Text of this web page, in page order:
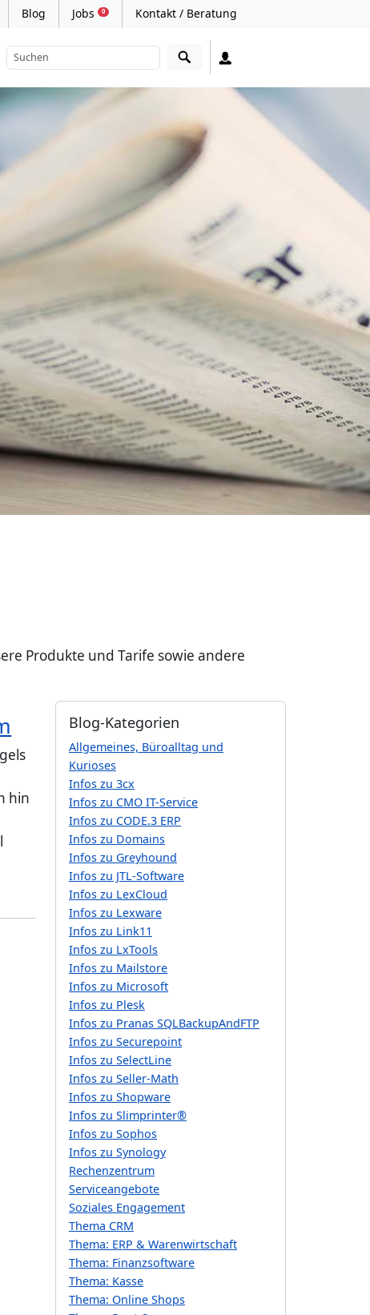
Blog Jobs 0 Kontakt / Beratung
Produkte und Tarife sowie andere
hin
Blog-Kategorien
Allgemeines, Büroalltag und
Kurioses
Infos zu 3cx
Infos zu CMO IT-Service
Infos zu CODE.3 ERP
Infos zu Domains
Infos zu Greyhound
Infos zu JTL-Software
Infos zu LexCloud
Infos zu Lexware
Infos zu Link11
Infos zu LxTools
Infos zu Mailstore
Infos zu Microsoft
Infos zu Plesk
Infos zu Pranas SQLBackupAndFTP
Infos zu Securepoint
Infos zu SelectLine
Infos zu Seller-Math
Infos zu Shopware
Infos zu Slimprinter®
Infos zu Sophos
Infos zu Synology
Rechenzentrum
Serviceangebote
Soziales Engagement
Thema CRM
Thema: ERP & Warenwirtschaft
Thema: Finanzsoftware
Thema: Kasse
Thema: Online Shops